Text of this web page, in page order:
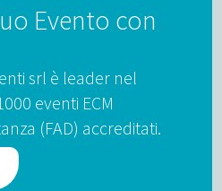
Evento con
srl è leader nel
eventi ECM
(FAD) accreditati.